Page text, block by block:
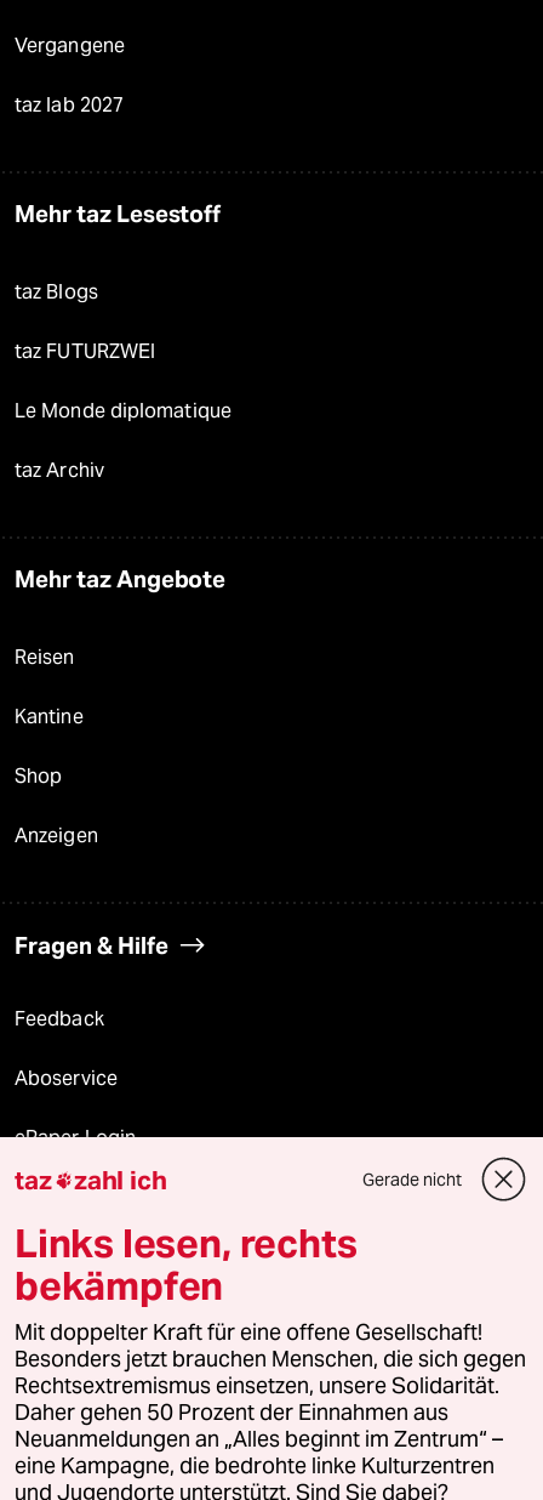
Vergangene
taz lab 2027
Mehr taz Lesestoff
taz Blogs
taz FUTURZWEI
Le Monde diplomatique
taz Archiv
Mehr taz Angebote
Reisen
Kantine
Shop
Anzeigen
Fragen & Hilfe
Feedback
Aboservice
ePaper Login
Downloads für Abonnierende
© 2026 taz Verlags und Vertriebs GmbH
Alle Rechte vorbehalten. Bei rechtlichen Fragen oder für Genehmigungen
wenden Sie sich bitte an
lizenzen@taz.de
Feedback Redaktionsstatut Kommune-Richtlinien
Leitlinie Informant Datenschutz Impressum AGB
taz zahl ich Gerade nicht
Links lesen, rechts
bekämpfen
Mit doppelter Kraft für eine offene Gesellschaft!
Besonders jetzt brauchen Menschen, die sich gegen
Rechtsextremismus einsetzen, unsere Solidarität.
Daher gehen 50 Prozent der Einnahmen aus
Neuanmeldungen an „Alles beginnt im Zentrum“ –
eine Kampagne, die bedrohte linke Kulturzentren
und Jugendorte unterstützt. Sind Sie dabei?